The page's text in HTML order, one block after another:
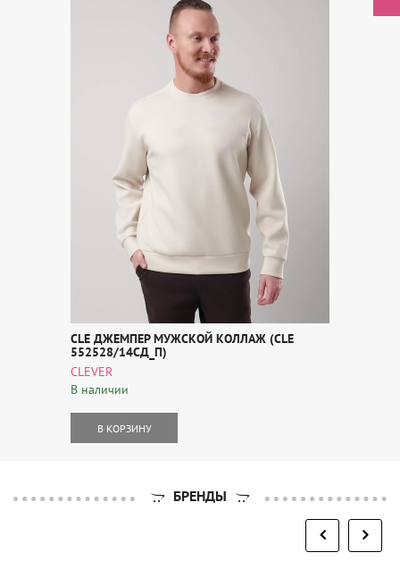
CLE ДЖЕМПЕР МУЖСКОЙ КОЛЛАЖ (CLE
552528/14СД_П)
CLEVER
В наличии
В КОРЗИНУ
БРЕНДЫ